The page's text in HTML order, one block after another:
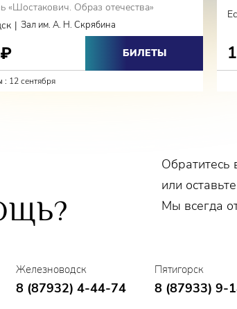
«Шостакович. Образ отечества»
| Зал им. А. Н. Скрябина
₽ БИЛЕТЫ
: 12 сентября
Обратитесь
или
Мы всегда
Железноводск
8 (87932) 4-44-74
Пятигорск
8 (87933) 9-